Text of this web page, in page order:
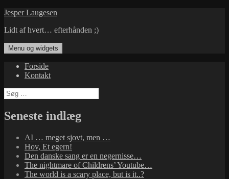
Hop
indhold
Jesper Laugesen
Lidt af hvert… efterhånden ;)
Menu og widgets
Forside
Kontakt
Søg
efter:
Seneste indlæg
AI … meget sjovt, men …
Hov, Et egern!
Den danske sang er en negernisse…
The nightmare of Childrens’ Youtube…
The world is a scary place, but is it..?